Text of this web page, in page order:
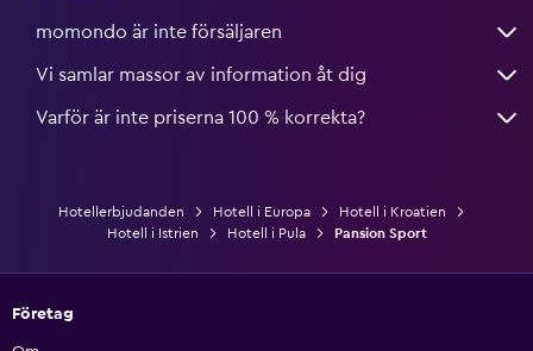
momondo är inte försäljaren
Vi samlar massor av information åt dig
Varför är inte priserna 100 % korrekta?
Hotellerbjudanden Hotell i Europa
Hotell i Kroatien
Hotell i Istrien
Hotell i Pula Pansion Sport
Företag